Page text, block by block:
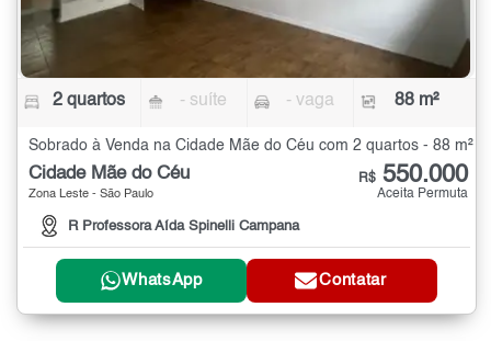
2 quartos - suíte - vaga 88 m²
Sobrado à Venda na Cidade Mãe do Céu com 2 quartos - 88 m²
Cidade Mãe do Céu
Zona Leste - São Paulo
R Professora Aída Spinelli Campana
R$ 550.000
Aceita Permuta
WhatsApp Contatar